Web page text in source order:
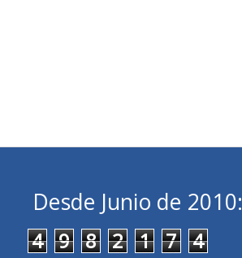
Desde Junio de 2010:
4 9 8 2 1 7 4